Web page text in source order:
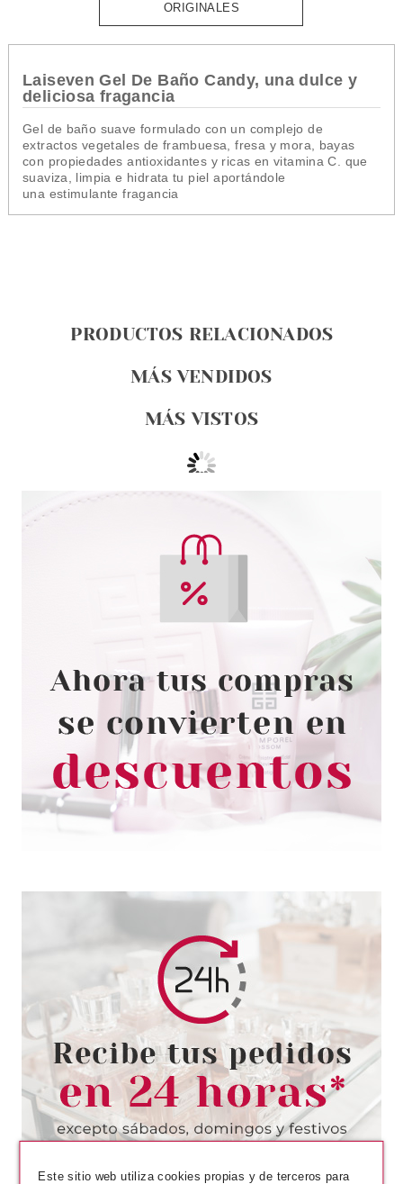
ORIGINALES
Laiseven Gel De Baño Candy, una dulce y
deliciosa fragancia
Gel de baño suave formulado con un complejo de
extractos vegetales de frambuesa, fresa y mora, bayas
con propiedades antioxidantes y ricas en vitamina C. que
suaviza, limpia e hidrata tu piel aportándole
una estimulante fragancia
PRODUCTOS RELACIONADOS
MÁS VENDIDOS
MÁS VISTOS
LAISEVEN
LAISEVEN GEL DE BAÑO KIWI
100 ML
desde
0.99€
LAISEVEN
LAISEVEN JABÓN DE MANOS
SPA 400 ML
1.80€
Este sitio web utiliza cookies propias y de terceros para